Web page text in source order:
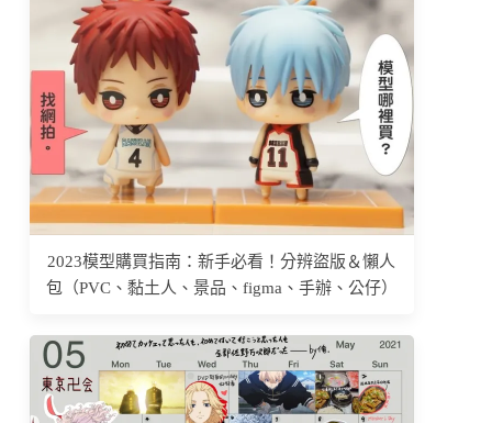
2023模型購買指南：新手必看！分辨盜版＆懶人
包（PVC、黏土人、景品、figma、手辦、公仔）